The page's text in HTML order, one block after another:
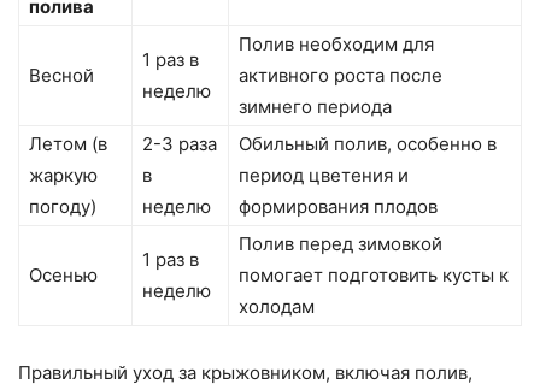
полива
Весной
1 раз в
неделю
Полив необходим для
активного роста после
зимнего периода
Летом (в
жаркую
погоду)
2-3 раза
в
неделю
Обильный полив, особенно в
период цветения и
формирования плодов
Осенью
1 раз в
неделю
Полив перед зимовкой
помогает подготовить кусты к
холодам
Правильный уход за крыжовником, включая полив,